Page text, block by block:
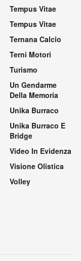
Tempus Vitae
Tempus Vitae
Ternana Calcio
Terni Motori
Turismo
Un Gendarme
Della Memoria
Unika Burraco
Unika Burraco E
Bridge
Video In Evidenza
Visione Olistica
Volley